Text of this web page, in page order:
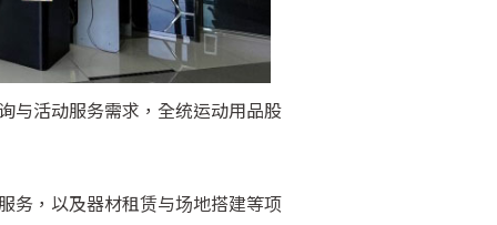
与活动服务需求，全统运动用品股
务，以及器材租赁与场地搭建等项